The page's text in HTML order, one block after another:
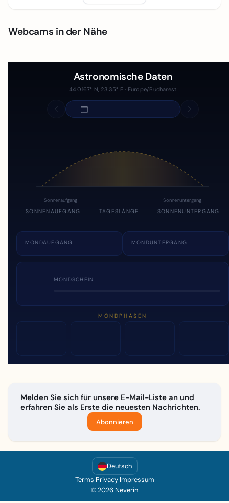
Webcams in der Nähe
Astronomische Daten
44.0167° N, 23.35° E · Europe/Bucharest
Sonnenaufgang Sonnenuntergang
SONNENAUFGANG TAGESLÄNGE SONNENUNTERGANG
MONDAUFGANG MONDUNTERGANG
MONDSCHEIN
MONDPHASEN
Melden Sie sich für unsere E-Mail-Liste an und
erfahren Sie als Erste die neuesten Nachrichten.
Abonnieren
Deutsch
Terms|Privacy|Impressum
© 2026 Neverin